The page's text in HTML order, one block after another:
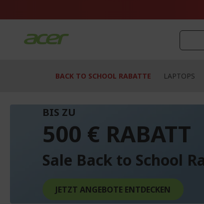
BACK TO SCHOOL RABATTE LAPTOPS
BIS ZU
500 € RABATT
Sale Back to School
JETZT ANGEBOTE ENTDECKEN